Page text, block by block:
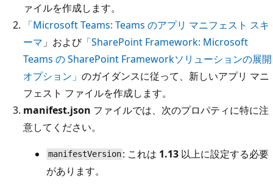
ァイルを作成します。
「Microsoft Teams: Teams のアプリ マニフェスト スキ
ーマ 」および「SharePoint Framework: Microsoft
Teams の SharePoint Frameworkソリューションの展開
オプション」 のガイダンスに従って、新しいアプリ マニ
フェスト ファイルを作成します。
manifest.json ファイルでは、次のプロパティに特に注
意してください。
manifestVersion : これは 1.13 以上に設定する必要
があります。